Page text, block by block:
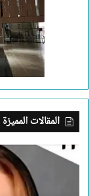
المقالات المميزة
بعد
جريمة